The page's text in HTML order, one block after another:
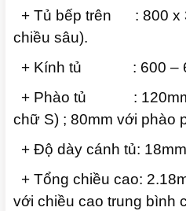
+ Tủ bếp trên : 800 x
chiều sâu).
+ Kính tủ : 600 –
+ Phào tủ : 120mm
chữ S) ; 80mm với phào
+ Độ dày cánh tủ:
+ Tổng chiều cao:
với chiều cao trung bình